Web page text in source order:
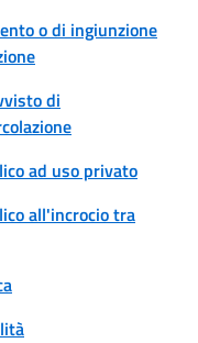
o di ingiunzione
di
ad uso privato
all'incrocio tra